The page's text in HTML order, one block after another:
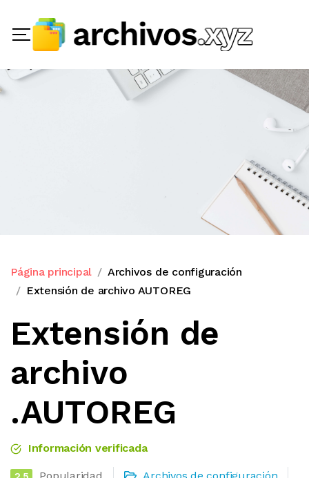
Página principal
Archivos de configuración
Extensión de archivo AUTOREG
Extensión de
archivo
.AUTOREG
Información verificada